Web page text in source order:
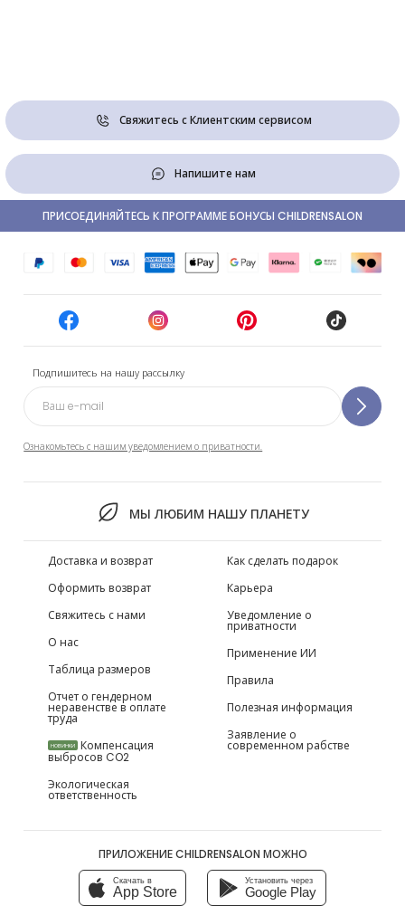
Свяжитесь с Клиентским сервисом
Напишите нам
Подпишитесь на нашу рассылку
Ознакомьтесь с нашим уведомлением о приватности.
МЫ ЛЮБИМ НАШУ ПЛАНЕТУ
ПРИСОЕДИНЯЙТЕСЬ К ПРОГРАММЕ БОНУСЫ CHILDRENSALON
Доставка и возврат
Оформить возврат
Свяжитесь с нами
О нас
Таблица размеров
Отчет о гендерном
неравенстве в оплате
труда
НОВИНКИ Компенсация
выбросов CO2
Экологическая
ответственность
Как сделать подарок
Карьера
Уведомление о
приватности
Применение ИИ
Правила
Полезная информация
Заявление о
современном рабстве
ПРИЛОЖЕНИЕ CHILDRENSALON МОЖНО
Скачать в
App Store
Установить через
Google Play